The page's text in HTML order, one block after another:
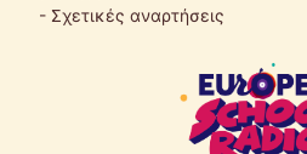
- Σχετικές αναρτήσεις